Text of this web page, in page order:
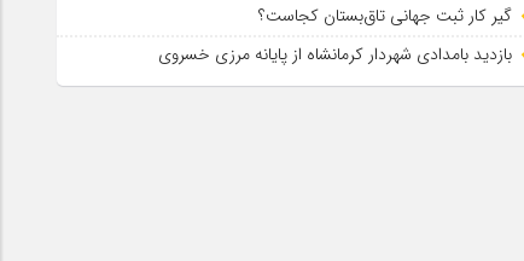
گیر کار ثبت جهانی تاق‌بستان کجاست؟
بازدید بامدادی شهردار کرمانشاه از پایانه مرزی خسروی